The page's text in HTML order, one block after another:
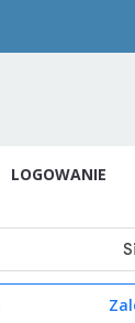
LOGOWANIE